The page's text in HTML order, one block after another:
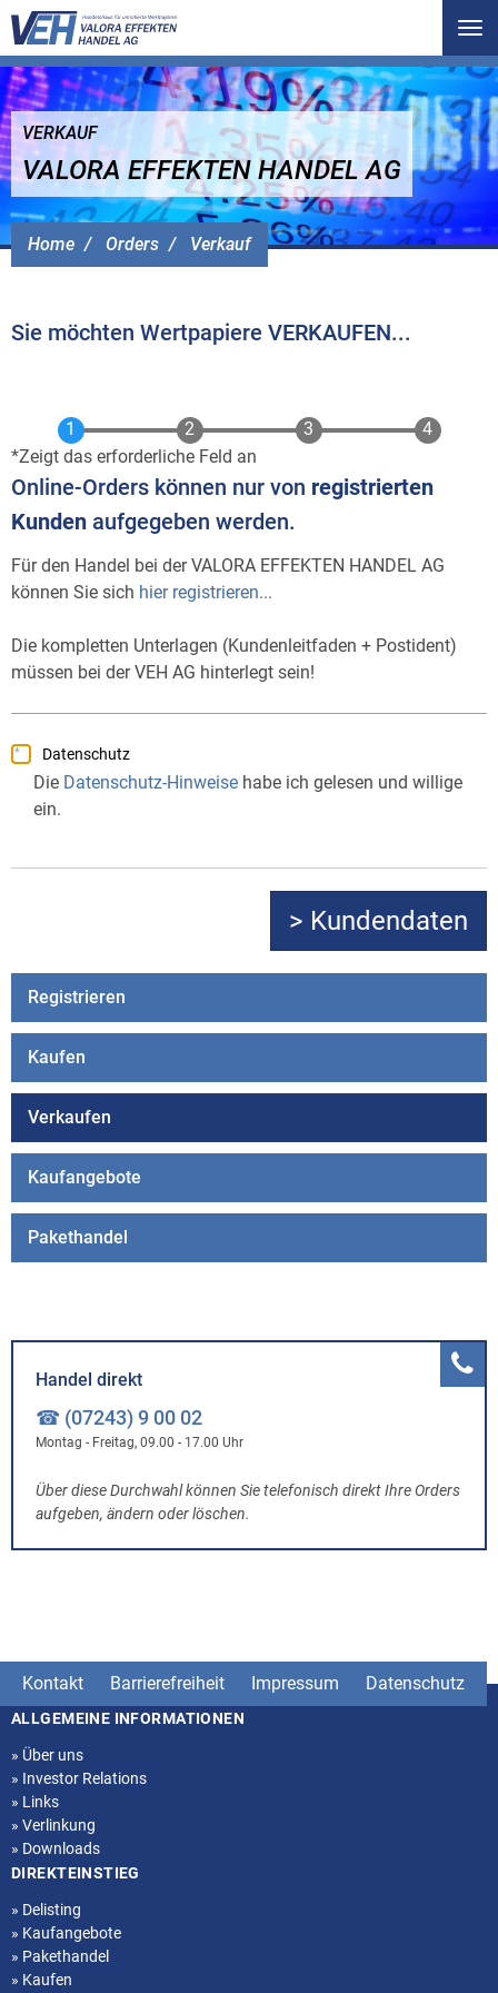
Home Orders Verkauf
VERKAUF
VALORA EFFEKTEN HANDEL AG
Sie möchten Wertpapiere VERKAUFEN...
Zeigt das erforderliche Feld an
Online-Orders können nur von registrierten
Kunden aufgegeben werden.
Für den Handel bei der VALORA EFFEKTEN HANDEL AG
können Sie sich hier registrieren...
Die kompletten Unterlagen (Kundenleitfaden + Postident)
müssen bei der VEH AG hinterlegt sein!
Datenschutz
Die Datenschutz-Hinweise habe ich gelesen und willige
ein.
Registrieren
Kaufen
Verkaufen
Kaufangebote
Pakethandel
Handel direkt
☎ (07243) 9 00 02
Montag - Freitag, 09.00 - 17.00 Uhr
Über diese Durchwahl können Sie telefonisch direkt Ihre Orders
aufgeben, ändern oder löschen.
Kontakt Barrierefreiheit Impressum Datenschutz
Seitenstruktur
ALLGEMEINE INFORMATIONEN
» Über uns
» Investor Relations
» Links
» Verlinkung
» Downloads
DIREKTEINSTIEG
» Delisting
» Kaufangebote
» Pakethandel
» Kaufen